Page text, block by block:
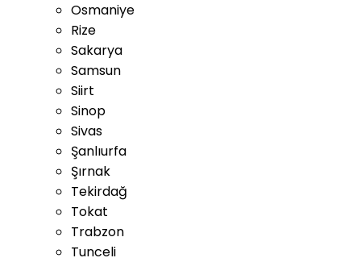
Osmaniye
Rize
Sakarya
Samsun
Siirt
Sinop
Sivas
Şanlıurfa
Şırnak
Tekirdağ
Tokat
Trabzon
Tunceli